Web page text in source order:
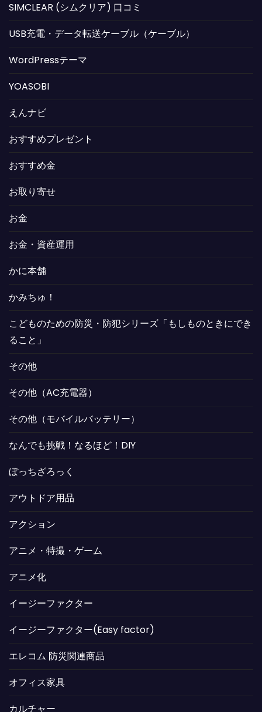
SIMCLEAR (シムクリア) 口コミ
USB充電・データ転送ケーブル（ケーブル）
WordPressテーマ
YOASOBI
えんナビ
おすすめプレゼント
おすすめ金
お取り寄せ
お金
お金・資産運用
かに本舗
かみちゅ！
こどものための防災・防犯シリーズ「もしものときにでき
ること」
その他
その他（AC充電器）
その他（モバイルバッテリー）
なんでも挑戦！なるほど！DIY
ぼっちざろっく
アウトドア用品
アクション
アニメ・特撮・ゲーム
アニメ化
イージーファクター
イージーファクター(Easy factor)
エレコム 防災関連商品
オフィス家具
カルチャー